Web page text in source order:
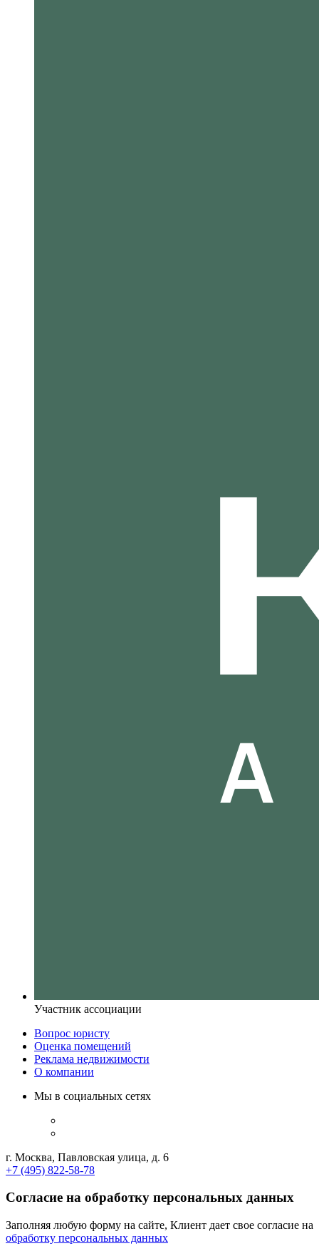
Участник ассоциации
Вопрос юристу
Оценка помещений
Реклама недвижимости
О компании
Мы в социальных сетях
г. Москва, Павловская улица, д. 6
+7 (495) 822-58-78
Согласие на обработку персональных данных
Заполняя любую форму на сайте, Клиент дает свое согласие на
обработку персональных данных